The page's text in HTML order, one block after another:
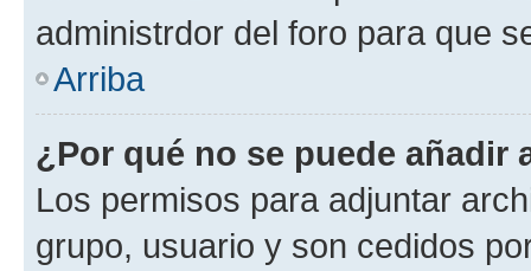
administrdor del foro para que
Arriba
¿Por qué no se puede añadir
Los permisos para adjuntar
grupo, usuario y son cedidos